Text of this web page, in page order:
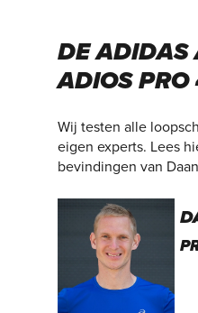
DE ADIDAS
ADIOS PRO
Wij testen alle
eigen experts. Lees
bevindingen van